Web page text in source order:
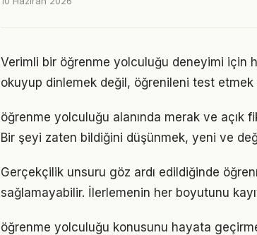
Verimli bir öğrenme yolculuğu deneyimi için
okuyup dinlemek değil, öğrenileni test etmek
öğrenme yolculuğu alanında merak ve açık
Bir şeyi zaten bildiğini düşünmek, yeni ve
Gerçekçilik unsuru göz ardı edildiğinde
sağlamayabilir. İlerlemenin her boyutunu
öğrenme yolculuğu konusunu hayata